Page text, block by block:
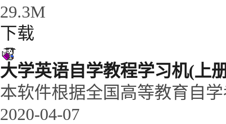
29.3M
下载
大学英语自学教程学习机(上
本软件根据全国高等教育自
2020-04-07